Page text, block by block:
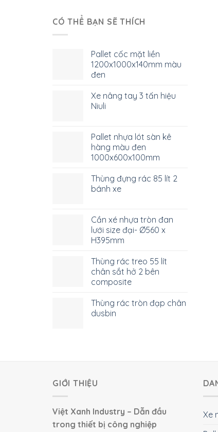
CÓ THỂ BẠN SẼ THÍCH
Pallet cốc mặt liền
1200x1000x140mm màu
đen
Xe nâng tay 3 tấn hiệu
Niuli
Pallet nhựa lót sàn kê
hàng màu đen
1000x600x100mm
Thùng đựng rác 85 lít 2
bánh xe
Cần xé nhựa tròn đan
lưới size đại- Ø560 x
H395mm
Thùng rác treo 55 lít
chân sắt hở 2 bên
composite
Thùng rác tròn đạp chân
dusbin
GIỚI THIỆU
Việt Xanh Industry – Dẫn đầu
trong thiết bị công nghiệp
Xe